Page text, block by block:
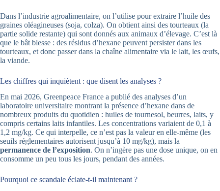
Dans l’industrie agroalimentaire, on l’utilise pour extraire l’huile des
graines oléagineuses (soja, colza). On obtient ainsi des tourteaux (la
partie solide restante) qui sont donnés aux animaux d’élevage. C’est là
que le bât blesse : des résidus d’hexane peuvent persister dans les
tourteaux, et donc passer dans la chaîne alimentaire via le lait, les œufs,
la viande.
Les chiffres qui inquiètent : que disent les analyses ?
En mai 2026, Greenpeace France a publié des analyses d’un
laboratoire universitaire montrant la présence d’hexane dans de
nombreux produits du quotidien : huiles de tournesol, beurres, laits, y
compris certains laits infantiles. Les concentrations variaient de 0,1 à
1,2 mg/kg. Ce qui interpelle, ce n’est pas la valeur en elle-même (les
seuils réglementaires autorisent jusqu’à 10 mg/kg), mais la
permanence de l’exposition. On n’ingère pas une dose unique, on en
consomme un peu tous les jours, pendant des années.
Pourquoi ce scandale éclate-t-il maintenant ?